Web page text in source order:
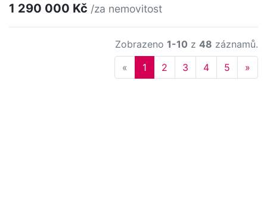
1 290 000 Kč /za nemovitost
Zobrazeno 1-10 z 48 záznamů.
« Previous
1 2 3 4 5 »